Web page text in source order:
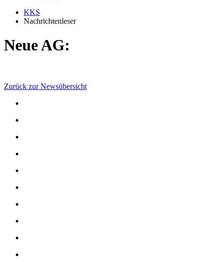
KKS
Nachrichtenleser
Neue AG:
Zurück zur Newsübersicht